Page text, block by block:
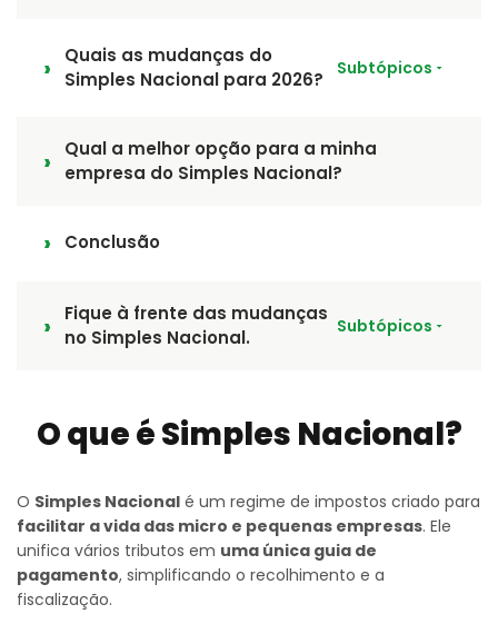
Quais as mudanças do
Simples Nacional para 2026?
Subtópicos
Qual a melhor opção para a minha
empresa do Simples Nacional?
Conclusão
Fique à frente das mudanças
no Simples Nacional.
Subtópicos
O que é Simples Nacional?
O Simples Nacional é um regime de impostos criado para
facilitar a vida das micro e pequenas empresas. Ele
unifica vários tributos em uma única guia de
pagamento, simplificando o recolhimento e a
fiscalização.